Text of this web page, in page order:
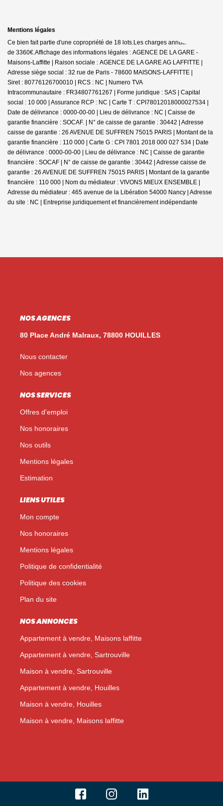
Mentions légales
Ce bien fait partie d'une copropriété de 18 lots.Les charges annuelles sont
de 3360€.Affichage des informations légales : AGENCE DE LA GARE -
Maisons-Laffitte | Raison sociale : AGENCE DE LA GARE AG LAFFITTE |
Adresse siège social : 32 rue de Paris - 78600 MAISONS-LAFFITTE |
Siret : 80776126700010 | RCS : NC | Numero TVA
Intracommunautaire : FR34807761267 | Forme juridique : SAS | Capital
social : 10 000 | Assurance RCP : NC | Carte T : CPI78012018000027534 |
Date de délivrance : 0000-00-00 | Lieu de délivrance : NC | Caisse de
garantie financière : SOCAF. | N° de caisse de garantie : 30442 | Adresse
caisse de garantie : 26 AVENUE DE SUFFREN 75015 PARIS | Montant de la
garantie financière : 110 000 | Carte G : CPI 7801 2018 000 027 534 | Date
de délivrance : 0000-00-00 | Lieu de délivrance : NC | Caisse de garantie
financière : SOCAF | N° de caisse de garantie : 30442 | Adresse caisse de
garantie : 26 AVENUE DE SUFFREN 75015 PARIS | Montant de la garantie
financière : 110 000 | Nom du médiateur : VIVONS MIEUX ENSEMBLE |
Adresse du médiateur : 465 avenue de la Libération 54000 Nancy | Adresse
du site : NC | Entreprise juridiquement et financièrement indépendante
NOS AGENCES
80 Place André Malraux, 78800 HOUILLES
Nous contacter
Nos agences
NOS SERVICES
Offres d'emploi
Nos honoraires
Nos outils
Mentions légales
Estimation
LIENS UTILES
Mon compte
Nos honoraires
Mentions légales
Politique de confidentialité
Politique des cookies
Plan du site
NOS ANNONCES
Appartement à vendre, Maisons laffitte
Appartement à vendre, Sartrouville
Maison à vendre, Sartrouville
Appartement à vendre, Houilles
Maison à vendre, Houilles
Maison à vendre, Maisons laffitte